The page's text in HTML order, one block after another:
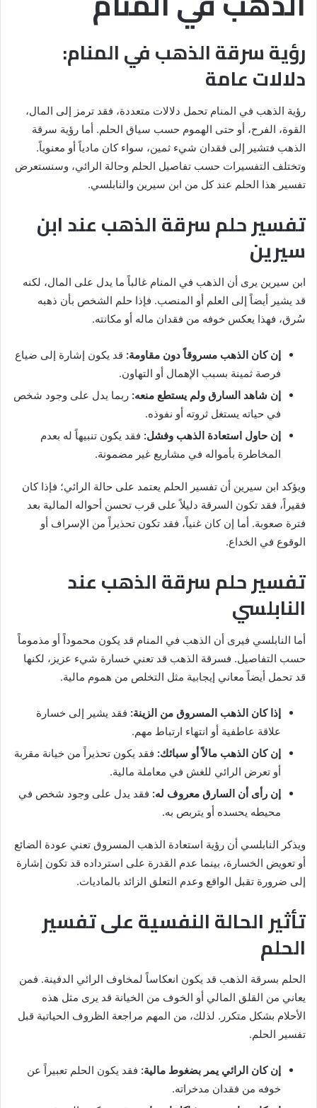
رؤية سرقة الذهب في المنام:
دلالات عامة
رؤية الذهب في المنام تحمل دلالات متعددة، فقد ترمز إلى المال،
القوة، الفرح، أو حتى الهموم حسب سياق الحلم. أما رؤية سرقة
الذهب فتشير إلى فقدان شيء ثمين، سواء كان مادياً أو معنوياً.
وتختلف التفسيرات حسب تفاصيل الحلم وحالة الرائي، وسنستعرض
تفسير هذا الحلم عند كل من ابن سيرين والنابلسي.
تفسير حلم سرقة الذهب عند ابن
سيرين
ابن سيرين يرى أن الذهب في المنام غالباً ما يدل على المال، لكنه
قد يشير أيضاً إلى العلم أو المنصب. فإذا حلم الشخص بأن ذهبه
سُرق، فهذا يعكس خوفه من فقدان ماله أو مكانته.
إن كان الذهب مسروقاً دون مقاومة: قد يكون إشارة إلى ضياع
فرصة ثمينة بسبب الإهمال أو التهاون.
إن شاهد السارق ولم يستطع منعه: ربما يدل على وجود شخص
في حياته يستغل ثروته أو نفوذه.
إن حاول استعادة الذهب وفشل: فقد يكون تنبيهاً له بعدم
المخاطرة بأمواله في مشاريع غير مضمونة.
ويؤكد ابن سيرين أن تفسير الحلم يعتمد على حالة الرائي؛ فإذا كان
فقيراً، فقد تكون السرقة دليلاً على قرب تحسن أحواله المالية بعد
فترة صعوبة. أما إن كان غنياً، فقد تكون تحذيراً من الإسراف أو
الوقوع في الخداع.
تفسير حلم سرقة الذهب عند
النابلسي
أما النابلسي فيرى أن الذهب في المنام قد يكون محموداً أو مذموماً
حسب التفاصيل. فسرقة الذهب قد تعني خسارة شيء عزيز، لكنها
قد تحمل أيضاً معاني إيجابية مثل التخلص من هموم مالية.
إذا كان الذهب المسروق من الزينة: فقد يشير إلى خسارة
علاقة عاطفية أو انتهاء ارتباط مهم.
إن كان الذهب مالاً أو سبائك: فقد يكون تحذيراً من خيانة مقربة
أو تعرض الرائي للغش في معاملة مالية.
إن رأى أن السارق معروف له: فقد يدل على وجود شخص في
محيطه يحسده أو يتربص به.
ويذكر النابلسي أن رؤية استعادة الذهب المسروق تعني عودة الضائع
أو تعويض الخسارة، بينما عدم القدرة على استرداده قد تكون إشارة
إلى ضرورة تقبل الواقع وعدم التعلق الزائد بالماديات.
تأثير الحالة النفسية على تفسير
الحلم
الحلم بسرقة الذهب قد يكون انعكاساً لمخاوف الرائي الدفينة. فمن
يعاني من القلق المالي أو الخوف من الخيانة قد يرى مثل هذه
الأحلام بشكل متكرر. لذلك، من المهم مراجعة الظروف الحياتية قبل
تفسير الحلم.
إن كان الرائي يمر بضغوط مالية: فقد يكون الحلم تعبيراً عن
خوفه من فقدان مدخراته.